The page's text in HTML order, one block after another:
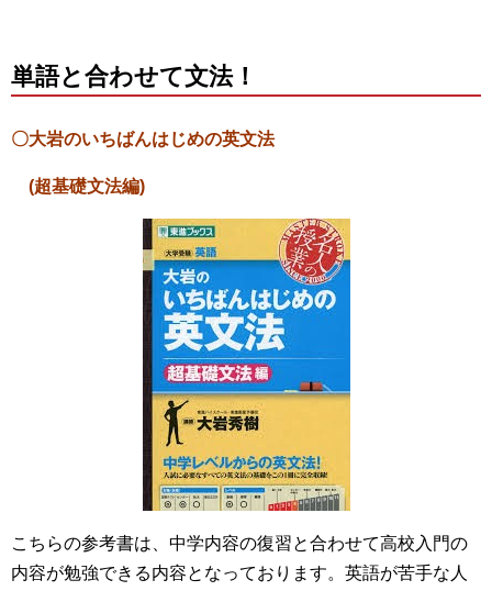
単語と合わせて文法！
〇大岩のいちばんはじめの英文法
(超基礎文法編)
こちらの参考書は、中学内容の復習と合わせて高校入門の
内容が勉強できる内容となっております。英語が苦手な人